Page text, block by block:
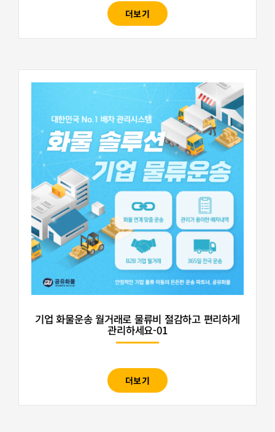
더보기
기업 화물운송 월거래로 물류비 절감하고 편리하게
관리하세요-01
더보기